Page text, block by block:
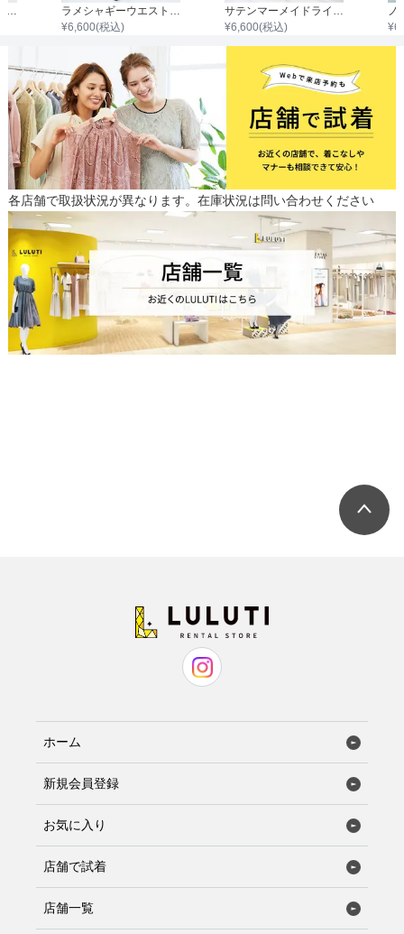
¥6,600(税込)
¥6,600(税込) ¥
各店舗で取扱状況が異なります。在庫状況は問い合わせください
ホーム
新規会員登録
お気に入り
店舗で試着
店舗一覧